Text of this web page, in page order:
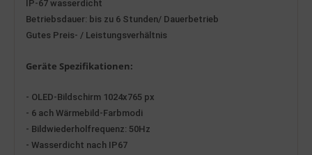
IP-67 wasserdicht
Betriebsdauer: bis zu 6 Stunden/ Dauerbetrieb
Gutes Preis- / Leistungsverhältnis
Geräte Spezifikationen:
- OLED-Bildschirm 1024x765 px
- 6 ach Wärmebild-Farbmodi
- Bildwiederholfrequenz: 50Hz
- Wasserdicht nach IP67